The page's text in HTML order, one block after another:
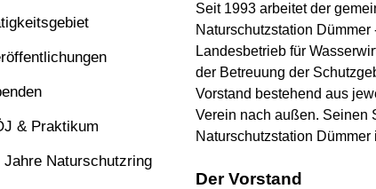
Seit 1993 arbeitet der
Naturschutzstation Dümmer
Landesbetrieb für
der Betreuung der
Vorstand bestehend aus
Verein nach außen. Seinen
Naturschutzstation Dümmer
Der Vorstand
& Praktikum
Naturschutzring